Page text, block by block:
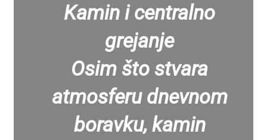
Kamin i centralno
grejanje
Osim što stvara
atmosferu dnevnom
boravku, kamin